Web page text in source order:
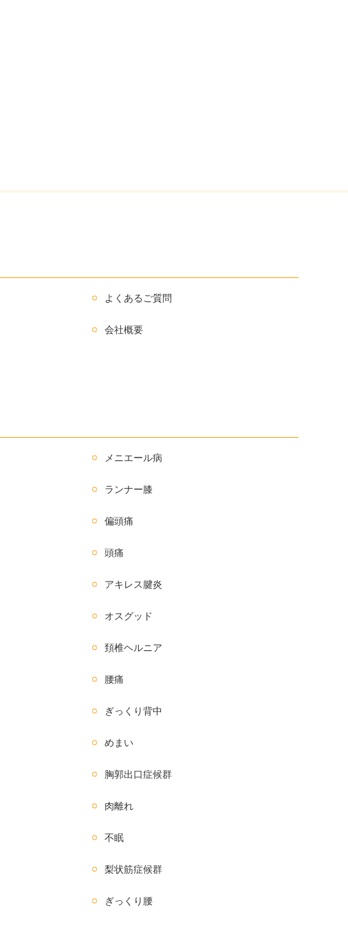
よくあるご質問
会社概要
メニエール病
ランナー膝
偏頭痛
頭痛
アキレス腱炎
オスグッド
頚椎ヘルニア
腰痛
ぎっくり背中
めまい
胸郭出口症候群
肉離れ
不眠
梨状筋症候群
ぎっくり腰